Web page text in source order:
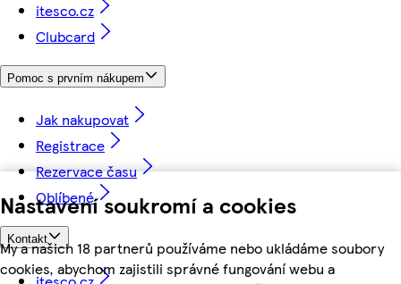
Nastavení soukromí a cookies
My a našich 18 partnerů používáme nebo ukládáme soubory
cookies, abychom zajistili správné fungování webu a
itesco.cz
Clubcard
Pomoc s prvním nákupem
Jak nakupovat
Registrace
Rezervace času
Oblíbené
Kontakt